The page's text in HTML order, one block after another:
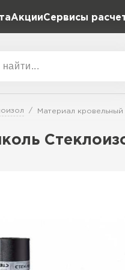
АкцииСервисы
Расчет
Материал кровельный